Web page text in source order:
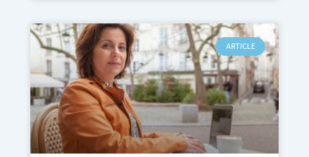
ARTICLE